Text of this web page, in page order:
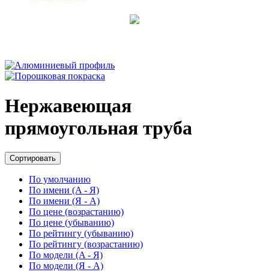
Нержавеющая
прямоугольная труба
Сортировать
По умолчанию
По имени (A - Я)
По имени (Я - A)
По цене (возрастанию)
По цене (убыванию)
По рейтингу (убыванию)
По рейтингу (возрастанию)
По модели (A - Я)
По модели (Я - A)